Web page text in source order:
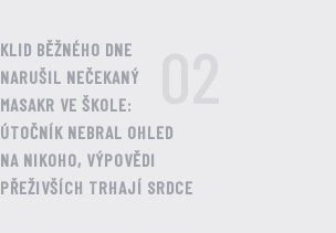
KLID BĚŽNÉHO DNE
NARUŠIL NEČEKANÝ
MASAKR VE ŠKOLE:
ÚTOČNÍK NEBRAL OHLED
NA NIKOHO, VÝPOVĚDI
PŘEŽIVŠÍCH TRHAJÍ SRDCE